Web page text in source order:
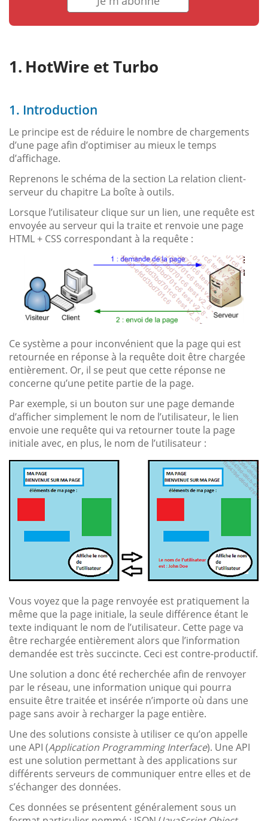
HotWire et Turbo
1. Introduction
Le principe est de réduire le nombre de chargements
d’une page afin d’optimiser au mieux le temps
d’affichage.
Reprenons le schéma de la section La relation client-
serveur du chapitre La boîte à outils.
Lorsque l’utilisateur clique sur un lien, une requête est
envoyée au serveur qui la traite et renvoie une page
HTML + CSS correspondant à la requête :
Ce système a pour inconvénient que la page qui est
retournée en réponse à la requête doit être chargée
entièrement. Or, il se peut que cette réponse ne
concerne qu’une petite partie de la page.
Par exemple, si un bouton sur une page demande
d’afficher simplement le nom de l’utilisateur, le lien
envoie une requête qui va retourner toute la page
initiale avec, en plus, le nom de l’utilisateur :
Vous voyez que la page renvoyée est pratiquement la
même que la page initiale, la seule différence étant le
texte indiquant le nom de l’utilisateur. Cette page va
être rechargée entièrement alors que l’information
demandée est très succincte. Ceci est contre-productif.
Une solution a donc été recherchée afin de renvoyer
par le réseau, une information unique qui pourra
ensuite être traitée et insérée n’importe où dans une
page sans avoir à recharger la page entière.
Une des solutions consiste à utiliser ce qu’on appelle
une API (Application Programming Interface). Une API
est une solution permettant à des applications sur
différents serveurs de communiquer entre elles et de
s’échanger des données.
Ces données se présentent généralement sous un